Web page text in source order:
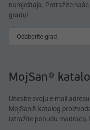
namještaja. Potražite naše
gradu!
MojSan®
Unesite svoju e-mail
MojSan® katalog
Istražite ponudu madraca,